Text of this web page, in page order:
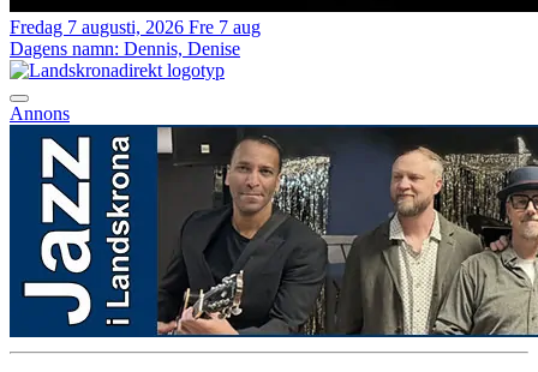
Fredag 7 augusti, 2026 Fre 7 aug
Dagens namn: Dennis, Denise
Annons